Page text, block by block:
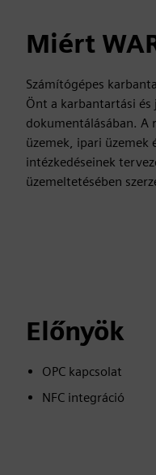
Miért
Számítógépes
Önt a karbantartási és
dokumentálásában. A
üzemek, ipari üzemek
intézkedéseinek
üzemeltetésében
Előnyök
OPC kapcsolat
NFC integráció